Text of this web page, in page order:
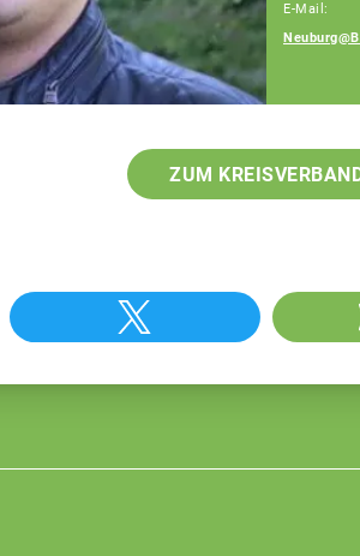
Heckl
E-Mail:
ZUM